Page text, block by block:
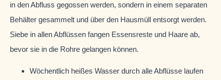
in den Abfluss gegossen werden, sondern in einem separaten
Behälter gesammelt und über den Hausmüll entsorgt werden.
Siebe in allen Abflüssen fangen Essensreste und Haare ab,
bevor sie in die Rohre gelangen können.
Wöchentlich heißes Wasser durch alle Abflüsse laufen